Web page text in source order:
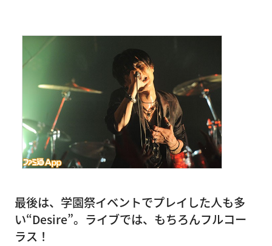
最後は、学園祭イベントでプレイした人も多
い“Desire”。ライブでは、もちろんフルコー
ラス！